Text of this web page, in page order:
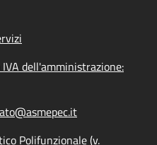
dell'amministrazione:
Polifunzionale (v.